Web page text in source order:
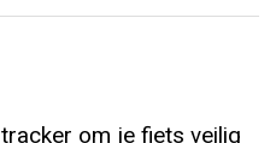
om je fiets veilig